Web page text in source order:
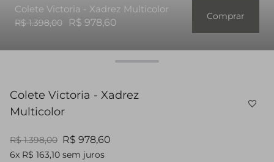
Colete Victoria - Xadrez Multicolor
R$ 1.398,00 R$ 978,60
Comprar
Colete Victoria - Xadrez
Multicolor
R$ 1.398,00 R$ 978,60
6x R$ 163,10 sem juros